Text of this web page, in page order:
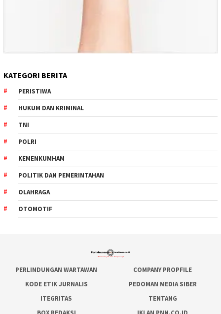
KATEGORI BERITA
PERISTIWA
HUKUM DAN KRIMINAL
TNI
POLRI
KEMENKUMHAM
POLITIK DAN PEMERINTAHAN
OLAHRAGA
OTOMOTIF
PERLINDUNGAN WARTAWAN
COMPANY PROPFILE
KODE ETIK JURNALIS
PEDOMAN MEDIA SIBER
ITEGRITAS
TENTANG